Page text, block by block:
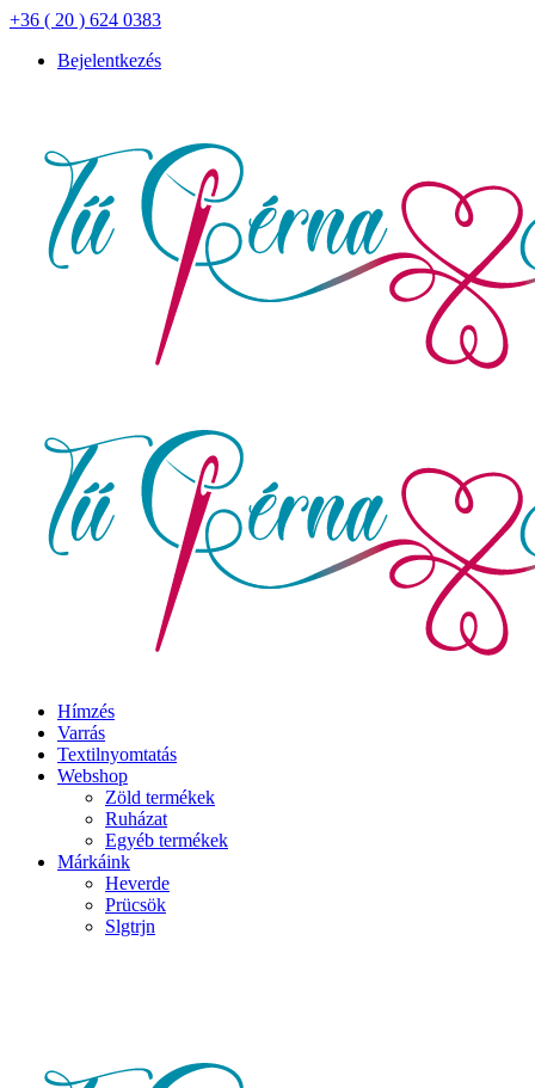
+36 ( 20 ) 624 0383
Bejelentkezés
Hímzés
Varrás
Textilnyomtatás
Webshop
Zöld termékek
Ruházat
Egyéb termékek
Márkáink
Heverde
Prücsök
Slgtrjn